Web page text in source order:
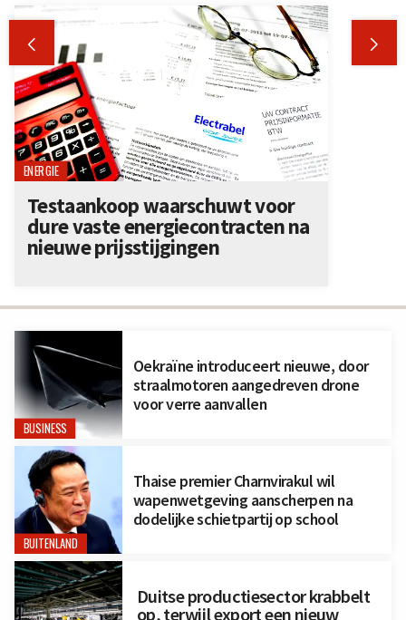
BUSINESS
Oekraïne introduceert nieuwe, door
straalmotoren aangedreven drone
voor verre aanvallen
BUITENLAND
Thaise premier Charnvirakul wil
wapenwetgeving aanscherpen na
dodelijke schietpartij op school
Duitse productiesector krabbelt
op, terwijl export een nieuw
 
ENERGIE
Testaankoop waarschuwt voor
dure vaste energiecontracten na
nieuwe prijsstijgingen